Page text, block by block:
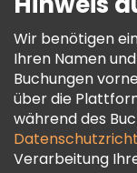
AGB Und
Cookie-Richtlinie
Freetour
Treueprogramm
Wir benötigen
Ihren Namen
Buchungen
über die
während des
Verarbeitung